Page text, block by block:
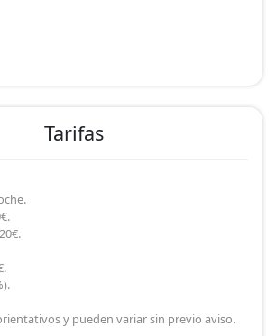
Tarifas
y pueden variar sin previo aviso.